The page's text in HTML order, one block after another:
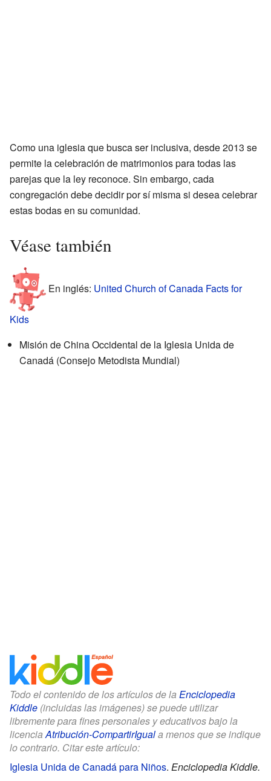
Como una iglesia que busca ser inclusiva, desde 2013 se
permite la celebración de matrimonios para todas las
parejas que la ley reconoce. Sin embargo, cada
congregación debe decidir por sí misma si desea celebrar
estas bodas en su comunidad.
Véase también
En inglés: United Church of Canada Facts for
Kids
Misión de China Occidental de la Iglesia Unida de
Canadá (Consejo Metodista Mundial)
Todo el contenido de los artículos de la Enciclopedia
Kiddle (incluidas las imágenes) se puede utilizar
libremente para fines personales y educativos bajo la
licenciaAtribución-CompartirIguala menos que se indique
lo contrario. Citar este artículo:
Iglesia Unida de Canadá para Niños. Enciclopedia Kiddle.